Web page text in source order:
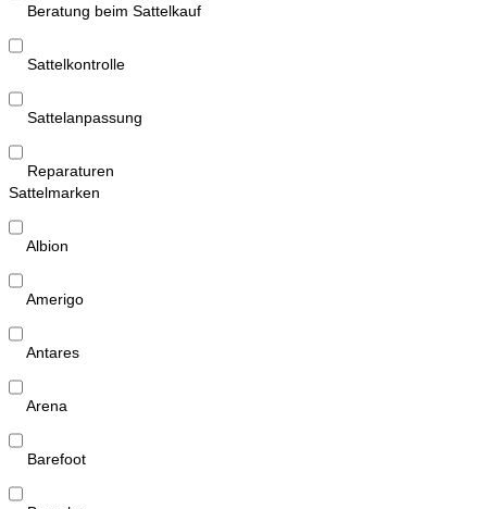
Beratung beim Sattelkauf
Sattelkontrolle
Sattelanpassung
Reparaturen
Sattelmarken
Albion
Amerigo
Antares
Arena
Barefoot